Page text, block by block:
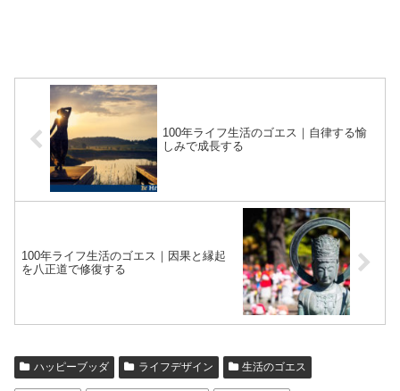
100年ライフ生活のゴエス｜自律する愉
しみで成長する
100年ライフ生活のゴエス｜因果と縁起
を八正道で修復する
ハッピーブッダ ライフデザイン 生活のゴエス